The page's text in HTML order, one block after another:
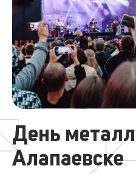
День
Алапаевске